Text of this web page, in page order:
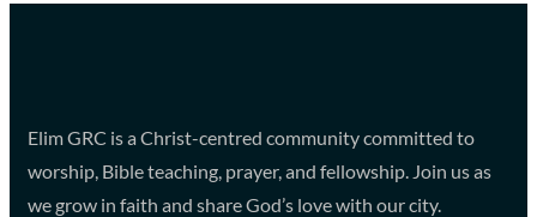
Elim GRC is a Christ-centred community committed to
worship, Bible teaching, prayer, and fellowship. Join us as
we grow in faith and share God’s love with our city.